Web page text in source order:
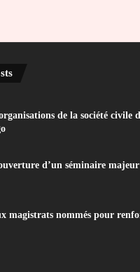
de la société civile
d’un séminaire
magistrats nommés pour